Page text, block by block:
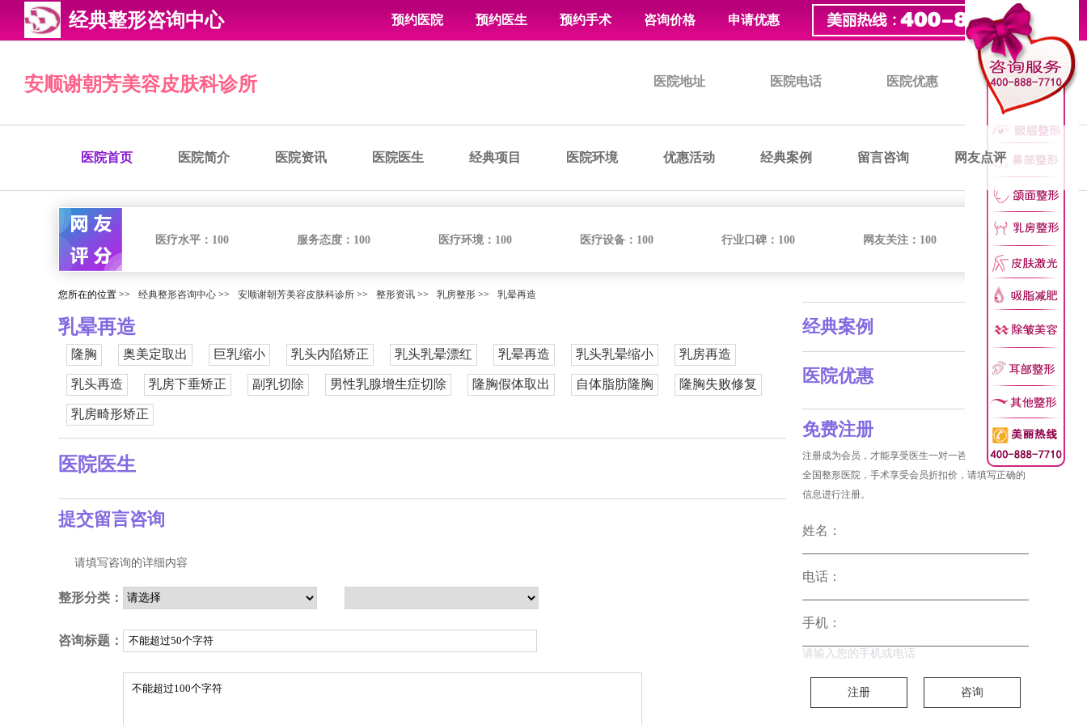
经典整形咨询中心 预约医院 预约医生 预约手术 咨询价格 申请优惠
安顺谢朝芳美容皮肤科诊所 医院地址 医院电话 医院优惠 医院价格
医院首页 医院简介 医院资讯 医院医生 经典项目 医院环境 优惠活动 经典案例 留言咨询 网友点评
医疗水平： 100 服务态度： 100 医疗环境： 100 医疗设备： 100 行业口碑： 100 网友关注： 100
您所在的位置 >> 经典整形咨询中心 >> 安顺谢朝芳美容皮肤科诊所 >> 整形资讯 >> 乳房整形 >> 乳晕再造
乳晕再造
隆胸 奥美定取出 巨乳缩小 乳头内陷矫正 乳头乳晕漂红 乳晕再造 乳头乳晕缩小 乳房再造
乳头再造 乳房下垂矫正 副乳切除 男性乳腺增生症切除 隆胸假体取出 自体脂肪隆胸 隆胸失败修复
乳房畸形矫正
医院医生
提交留言咨询
请填写咨询的详细内容
整形分类：
咨询标题：
经典案例
医院优惠
免费注册
注册成为会员，才能享受医生一对一咨询和没费预约
全国整形医院，手术享受会员折扣价，请填写正确的
信息进行注册。
姓名：
电话：
手机：
请输入您的手机或电话
注册 咨询